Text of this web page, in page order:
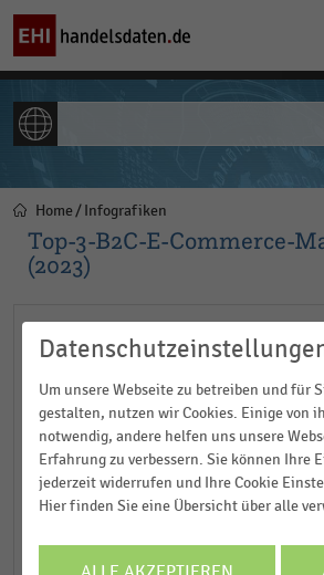
Pfadnavigation
Home Infografiken
Top-3-B2C-E-Commerce-
(2023)
Um unsere Webseite zu betreiben und für
gestalten, nutzen wir Cookies. Einige von
notwendig, andere helfen uns unsere
Erfahrung zu verbessern. Sie können Ihre
jederzeit widerrufen und Ihre Cookie
Hier finden Sie eine Übersicht über alle